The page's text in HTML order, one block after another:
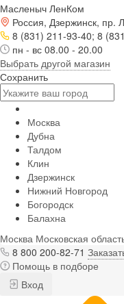
Масленыч ЛенКом
Россия, Дзержинск, пр.
8 (831) 211-93-40; 8
пн - вс 08.00 - 20.00
Выбрать другой магазин
Сохранить
Москва
Дубна
Талдом
Клин
Дзержинск
Нижний Новгород
Богородск
Балахна
Москва Московская
8 800 200-82-71
Помощь в подборе
Вход